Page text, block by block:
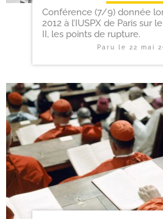
Conférence (7/9) donnée
2012 à l’IUSPX de Paris sur
II, les points de rupture.
Paru le22 mai